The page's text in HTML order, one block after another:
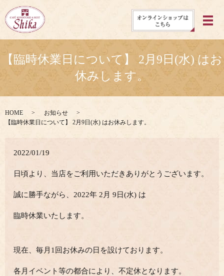
メ
【臨時休業日について】 2月9日(水) はお
休みします。
HOME
お知らせ
【臨時休業日について】 2月9日(水) はお休みします。
2022/01/19
日頃より、当店をご利用いただきありがとうございます。
誠に勝手ながら、2022年 2月 9日(水) は
臨時休業いたします。
現在、毎月1回お休みの日を設けております。
各月イベント等の都合により、不定休となります。